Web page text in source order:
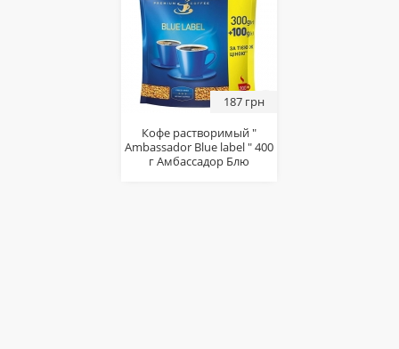
187 грн
Кофе растворимый "
Ambassador Blue label " 400
г Амбассадор Блю